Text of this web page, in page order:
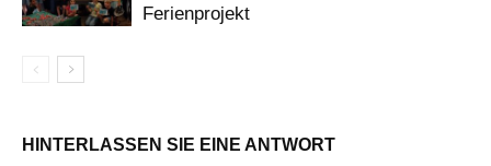
Ferienprojekt
HINTERLASSEN SIE EINE ANTWORT